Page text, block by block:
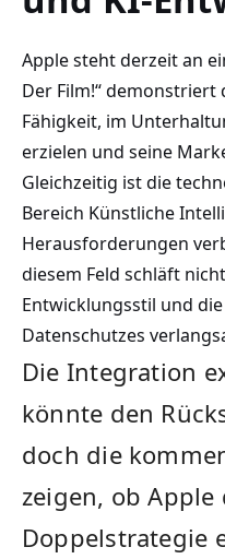
Apple steht derzeit an
Der Film!“
Fähigkeit, im
erzielen und seine
Gleichzeitig ist die
Bereich Künstliche
Herausforderungen
diesem Feld schläft
Entwicklungsstil und
Datenschutzes
Die Integration
könnte den
doch die
zeigen, ob Apple
Doppelstrategie